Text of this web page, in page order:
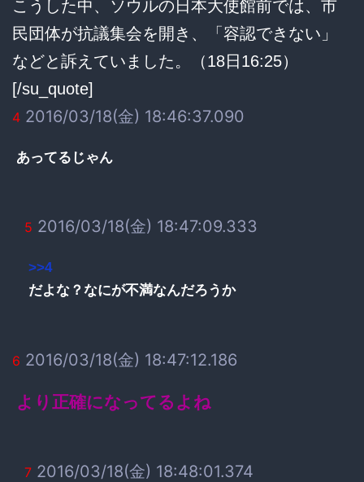
こうした中、ソウルの日本大使館前では、市
民団体が抗議集会を開き、「容認できない」
などと訴えていました。（18日16:25）
[/su_quote]
4 2016/03/18(金) 18:46:37.090
あってるじゃん
5 2016/03/18(金) 18:47:09.333
>>4
だよな？なにが不満なんだろうか
6 2016/03/18(金) 18:47:12.186
より正確になってるよね
7 2016/03/18(金) 18:48:01.374